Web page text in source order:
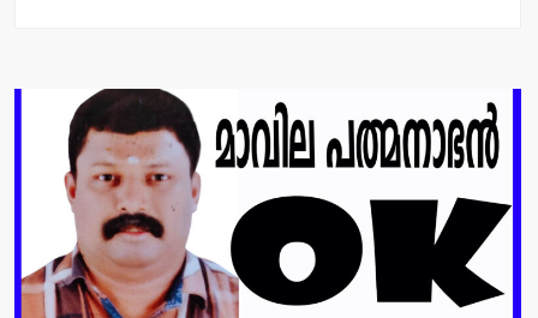
at
A
p
p
c
b
o
o
k